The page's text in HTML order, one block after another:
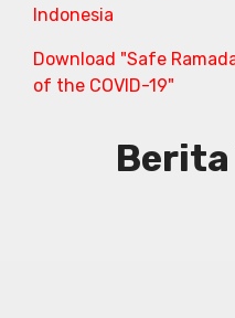
Indonesia
Download "Safe
of the COVID-19"
Berita